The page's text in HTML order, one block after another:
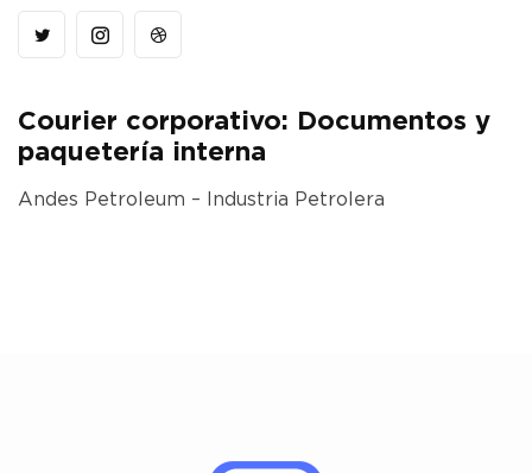
Courier corporativo: Documentos y
paquetería interna
Andes Petroleum – Industria Petrolera